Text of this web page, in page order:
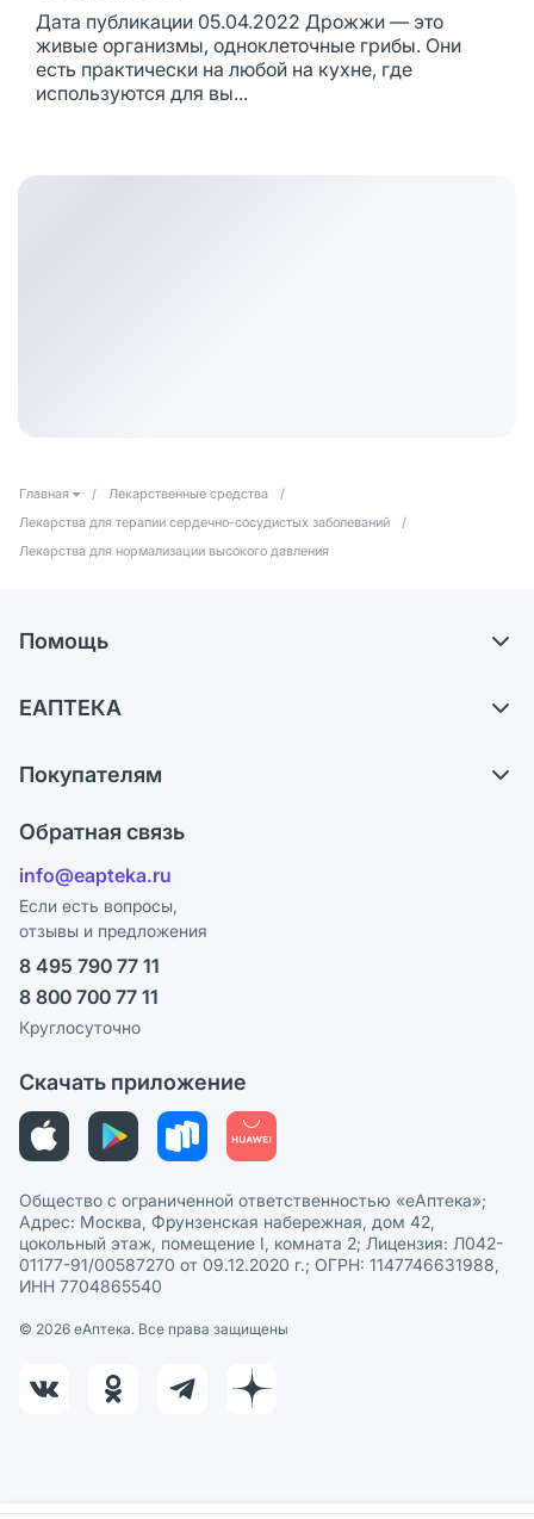
Дата публикации 05.04.2022 Дрожжи — это
живые организмы, одноклеточные грибы. Они
есть практически на любой на кухне, где
используются для вы...
Главная / Лекарственные средства
/
Лекарства для терапии сердечно-сосудистых заболеваний
/
Лекарства для нормализации высокого давления
Помощь
Обмен и возврат
Блог
ЕАПТЕКА
Карьера
Поставщики
Лицензия
Реклама на сайте
Ваши товары на ЕАПТЕКЕ
СМИ о нас
Покупателям
Программа СберСпасибо
Политика конфиденциальности
Пользовательское соглашение
Политика рекомендаций
Политика в отношении обработки персональных данных
Обратная связь
info@eapteka.ru
Если есть вопросы,
отзывы и предложения
8 495 790 77 11
8 800 700 77 11
Круглосуточно
Скачать приложение
Общество с ограниченной ответственностью «еАптека»;
Адрес: Москва, Фрунзенская набережная, дом 42,
цокольный этаж, помещение I, комната 2; Лицензия: Л042-
01177-91/00587270 от 09.12.2020 г.; ОГРН: 1147746631988,
ИНН 7704865540
© 2026 eАптека. Все права защищены